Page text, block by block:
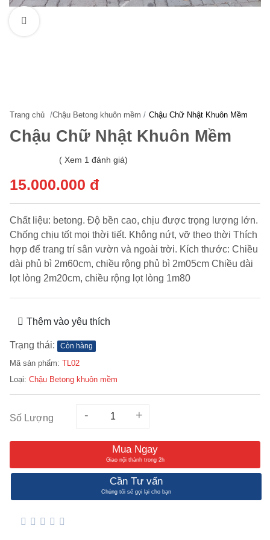
Trang chủ /Chậu Betong khuôn mềm / Chậu Chữ Nhật Khuôn Mềm
Chậu Chữ Nhật Khuôn Mềm
( Xem 1 đánh giá)
15.000.000 đ
Chất liệu: betong. Độ bền cao, chịu được trọng lượng lớn.
Chống chịu tốt mọi thời tiết. Không nứt, vỡ theo thời Thích
hợp để trang trí sân vườn và ngoài trời. Kích thước: Chiều
dài phủ bì 2m60cm, chiều rộng phủ bì 2m05cm Chiều dài
lọt lòng 2m20cm, chiều rộng lọt lòng 1m80
Thêm vào yêu thích
Trạng thái: Còn hàng
Mã sản phẩm: TL02
Loại: Chậu Betong khuôn mềm
Số Lượng - +
Mua Ngay
Giao nội thành trong 2h
Cần Tư vấn
Chúng tôi sẽ gọi lại cho bạn